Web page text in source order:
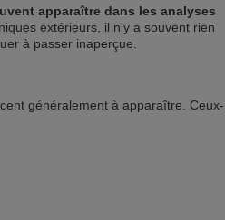
apparaître dans les analyses
extérieurs, il n'y a souvent rien
à passer inaperçue.
généralement à apparaître. Ceux-